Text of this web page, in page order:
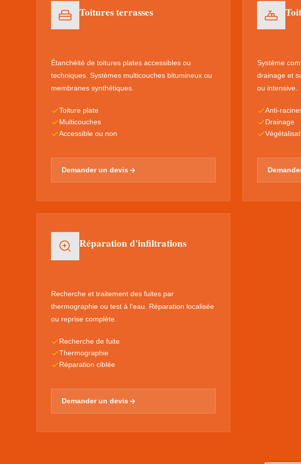
Toitures terrasses
Étanchéité de toitures plates accessibles ou
techniques. Systèmes multicouches bitumineux ou
membranes synthétiques.
Toiture plate
Multicouches
Accessible ou non
Demander un devis
Système
drainage et
ou intensive.
Anti-
Drainage
Réparation d'infiltrations
Recherche et traitement des fuites par
thermographie ou test à l'eau. Réparation localisée
ou reprise complète.
Recherche de fuite
Thermographie
Réparation ciblée
Demander un devis